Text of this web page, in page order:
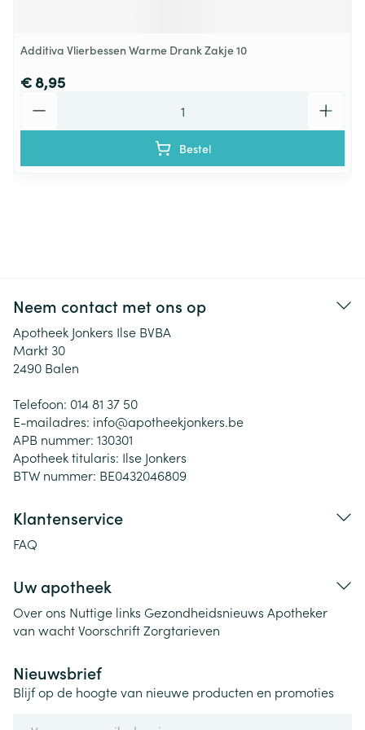
Additiva Vlierbessen Warme Drank Zakje 10
€ 8,95
Bestel
Neem contact met ons op
Apotheek Jonkers Ilse BVBA
Markt 30
2490 Balen
Telefoon: 014 81 37 50
E-mailadres: info@apotheekjonkers.be
APB nummer: 130301
Apotheek titularis: Ilse Jonkers
BTW nummer: BE0432046809
Klantenservice
FAQ
Uw apotheek
Over ons Nuttige links Gezondheidsnieuws Apotheker
van wachtVoorschriftZorgtarieven
Nieuwsbrief
Blijf op de hoogte van nieuwe producten en promoties